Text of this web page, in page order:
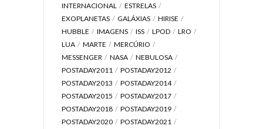
INTERNACIONAL
ESTRELAS
EXOPLANETAS
GALÁXIAS
HIRISE
HUBBLE
IMAGENS ISS LPOD
LRO
LUA
MARTE
MERCÚRIO
MESSENGER
NASA
NEBULOSA
POSTADAY2011
POSTADAY2012
POSTADAY2013
POSTADAY2014
POSTADAY2015
POSTADAY2017
POSTADAY2018
POSTADAY2019
POSTADAY2020
POSTADAY2021